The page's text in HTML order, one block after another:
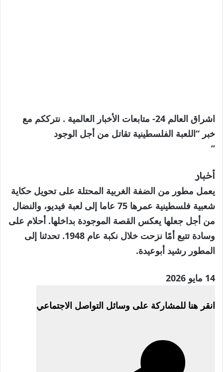
اشراق العالم 24- متابعات الأخبار العالمية . نترككم مع
خبر “اللعبة الفلسطينية تقاتل من أجل الوجود
”
أخبار
يعمل مطور من الضفة الغربية المحتلة على تحويل حكاية
شعبية فلسطينية عمرها 75 عاما إلى لعبة فيديو، والنضال
من أجل جعلها يعكس القصة الموجودة بداخلها. أحلام على
وسادة تتبع أمًا نزحت خلال نكبة عام 1948. تحدثنا إلى
المطور رشيد أبوعيدة.
نُشرت
14
14 مايو 2026
انقر هنا للمشاركة على وسائل التواصل الاجتماعي